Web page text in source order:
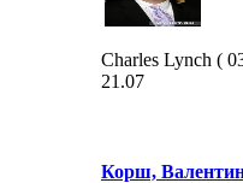
Charles Lynch (
21.07
Корш,